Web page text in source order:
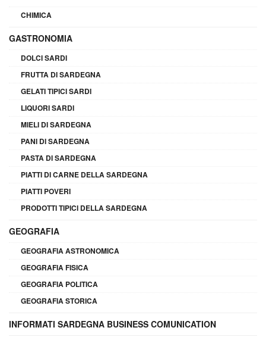
CHIMICA
GASTRONOMIA
DOLCI SARDI
FRUTTA DI SARDEGNA
GELATI TIPICI SARDI
LIQUORI SARDI
MIELI DI SARDEGNA
PANI DI SARDEGNA
PASTA DI SARDEGNA
PIATTI DI CARNE DELLA SARDEGNA
PIATTI POVERI
PRODOTTI TIPICI DELLA SARDEGNA
GEOGRAFIA
GEOGRAFIA ASTRONOMICA
GEOGRAFIA FISICA
GEOGRAFIA POLITICA
GEOGRAFIA STORICA
INFORMATI SARDEGNA BUSINESS COMUNICATION